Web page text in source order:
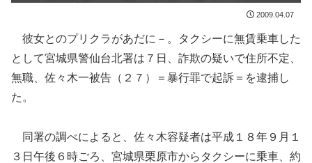
2009.04.07
彼女とのプリクラがあだに－。タクシーに無賃乗車した
として宮城県警仙台北署は７日、詐欺の疑いで住所不定、
無職、佐々木一被告（２７）＝暴行罪で起訴＝を逮捕し
た。
同署の調べによると、佐々木容疑者は平成１８年９月１
３日午後６時ごろ、宮城県栗原市からタクシーに乗車、約